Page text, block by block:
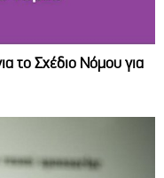
το Σχέδιο Νόμου για